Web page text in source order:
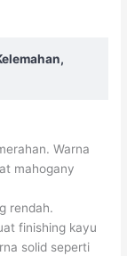
Warna
mahogany
rendah.
finishing kayu
solid seperti